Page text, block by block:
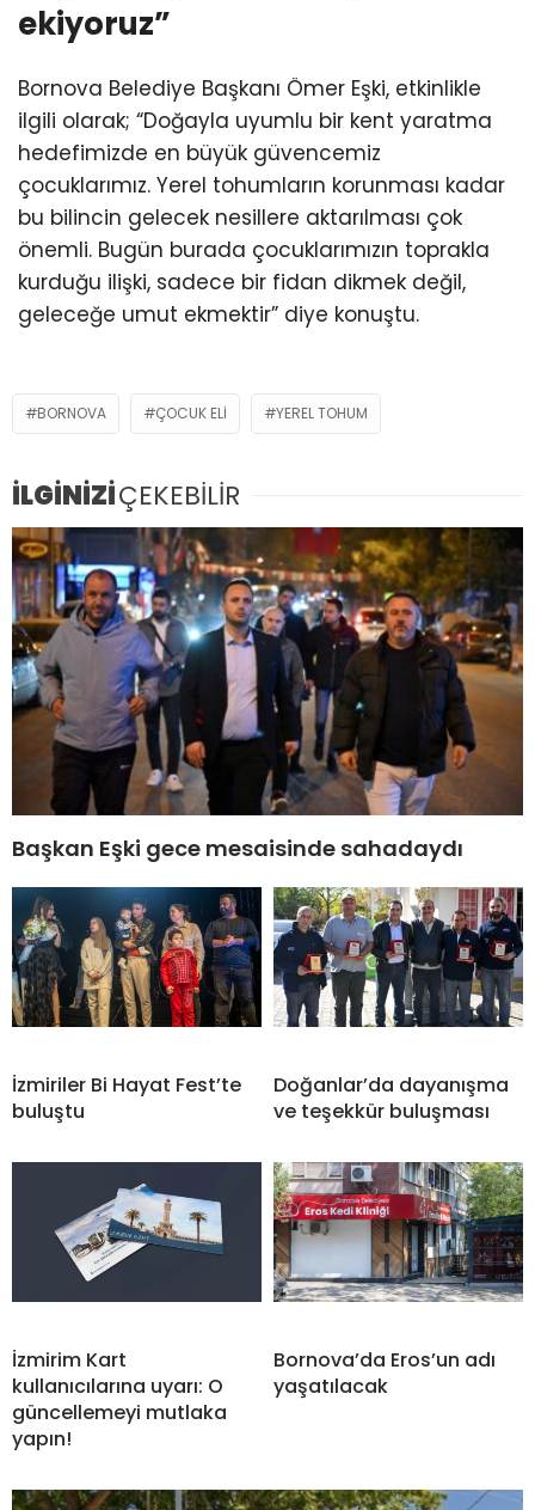
ekiyoruz”
Bornova Belediye Başkanı Ömer Eşki, etkinlikle
ilgili olarak; “Doğayla uyumlu bir kent yaratma
hedefimizde en büyük güvencemiz
çocuklarımız. Yerel tohumların korunması kadar
bu bilincin gelecek nesillere aktarılması çok
önemli. Bugün burada çocuklarımızın toprakla
kurduğu ilişki, sadece bir fidan dikmek değil,
geleceğe umut ekmektir” diye konuştu.
BORNOVA ÇOCUK ELI YEREL TOHUM
İLGİNİZİÇEKEBİLİR
Başkan Eşki gece mesaisinde sahadaydı
İzmiriler Bi Hayat Fest’te
buluştu
Doğanlar’da dayanışma
ve teşekkür buluşması
İzmirim Kart
kullanıcılarına uyarı: O
güncellemeyi mutlaka
yapın!
Bornova’da Eros’un adı
yaşatılacak